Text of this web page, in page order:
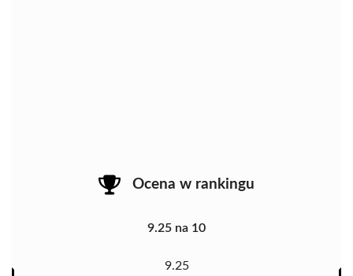
Ocena w rankingu
9.25 na 10
9.25